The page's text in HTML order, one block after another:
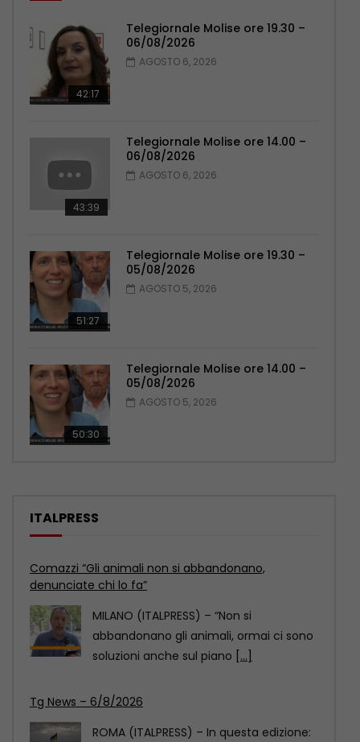
42:17
Telegiornale Molise ore 19.30 –
06/08/2026
AGOSTO 6, 2026
43:39
Telegiornale Molise ore 14.00 –
06/08/2026
AGOSTO 6, 2026
51:27
Telegiornale Molise ore 19.30 –
05/08/2026
AGOSTO 5, 2026
50:30
Telegiornale Molise ore 14.00 –
05/08/2026
AGOSTO 5, 2026
ITALPRESS
Tg News – 6/8/2026
– Covid, il Senato Usa dichiara Fauci
colpevole di[...]
“Mantenuto impegni presi”
PORTO EMPEDOCLE (AGRIGENTO)